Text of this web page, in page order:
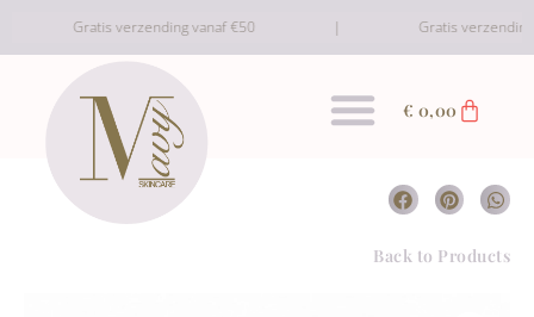
Gratis verzending vanaf €50 Gratis verzending
€ 0,00
Back to Products